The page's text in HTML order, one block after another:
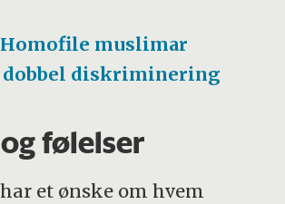
Homofile muslimar
dobbel diskriminering
følelser
et ønske om hvem